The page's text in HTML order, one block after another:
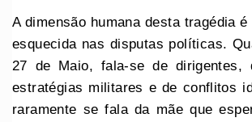
A dimensão humana desta tragédia
esquecida nas disputas políticas.
27 de Maio, fala-se de dirigentes,
estratégias militares e de conflitos
raramente se fala da mãe que